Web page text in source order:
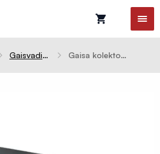
Gaisvadi un kolektori Gaisa kolektors SLIDE 8x90mm izvadi / 200mm ievads, mājām – 450m³